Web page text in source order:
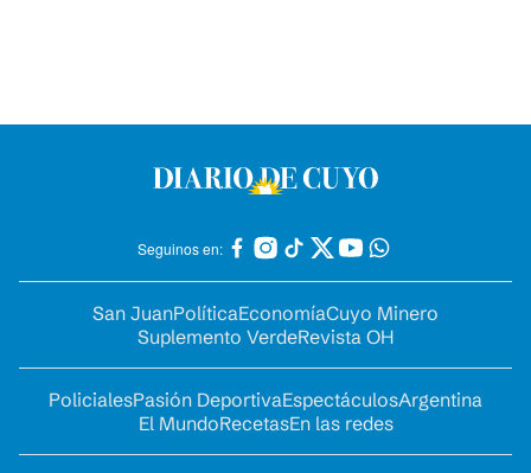
Seguinos en:
San JuanPolíticaEconomíaCuyo Minero
Suplemento VerdeRevista OH
PolicialesPasión DeportivaEspectáculosArgentina
El MundoRecetasEn las redes